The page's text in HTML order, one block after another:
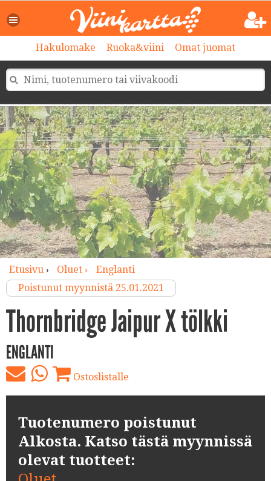
Hakulomake Ruoka&viini Omat juomat
Etusivu› Oluet ›
Englanti
Poistunut myynnistä 25.01.2021
Thornbridge Jaipur X tölkki
ENGLANTI
Ostoslistalle
Tuotenumero poistunut
Alkosta. Katso tästä myynnissä
olevat tuotteet: